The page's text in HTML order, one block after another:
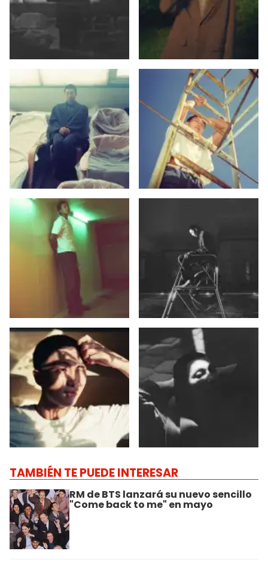
TAMBIÉN TE PUEDE INTERESAR
RM de BTS lanzará su nuevo sencillo
"Come back to me" en mayo